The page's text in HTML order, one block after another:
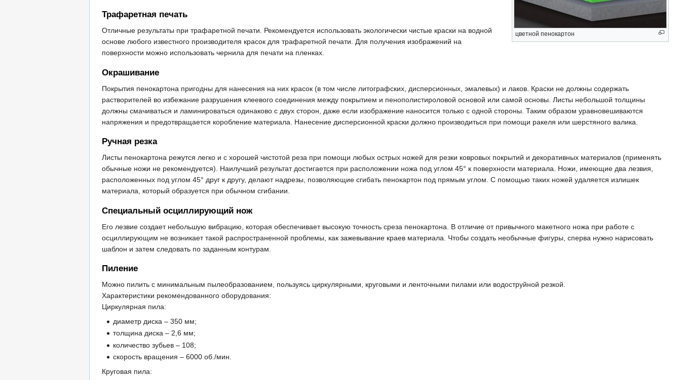
цветной пенокартон
Трафаретная печать
Отличные результаты при трафаретной печати. Рекомендуется использовать экологически чистые краски на водной
основе любого известного производителя красок для трафаретной печати. Для получения изображений на
поверхности можно использовать чернила для печати на пленках.
Окрашивание
Покрытия пенокартона пригодны для нанесения на них красок (в том числе литографских, дисперсионных, эмалевых) и лаков. Краски не должны содержать
растворителей во избежание разрушения клеевого соединения между покрытием и пенополистироловой основой или самой основы. Листы небольшой толщины
должны смачиваться и ламинироваться одинаково с двух сторон, даже если изображение наносится только с одной стороны. Таким образом уравновешиваются
напряжения и предотвращается коробление материала. Нанесение дисперсионной краски должно производиться при помощи ракеля или шерстяного валика.
Ручная резка
Листы пенокартона режутся легко и с хорошей чистотой реза при помощи любых острых ножей для резки ковровых покрытий и декоративных материалов (применять
обычные ножи не рекомендуется). Наилучший результат достигается при расположении ножа под углом 45° к поверхности материала. Ножи, имеющие два лезвия,
расположенных под углом 45° друг к другу, делают надрезы, позволяющие сгибать пенокартон под прямым углом. С помощью таких ножей удаляется излишек
материала, который образуется при обычном сгибании.
Специальный осциллирующий нож
Его лезвие создает небольшую вибрацию, которая обеспечивает высокую точность среза пенокартона. В отличие от привычного макетного ножа при работе с
осциллирующим не возникает такой распространенной проблемы, как зажевывание краев материала. Чтобы создать необычные фигуры, сперва нужно нарисовать
шаблон и затем следовать по заданным контурам.
Пиление
Можно пилить с минимальным пылеобразованием, пользуясь циркулярными, круговыми и ленточными пилами или водоструйной резкой.
Характеристики рекомендованного оборудования:
Циркулярная пила:
диаметр диска – 350 мм;
толщина диска – 2,6 мм;
количество зубьев – 108;
скорость вращения – 6000 об./мин.
Круговая пила: